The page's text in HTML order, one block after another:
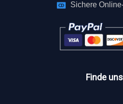
Sichere
Finde uns